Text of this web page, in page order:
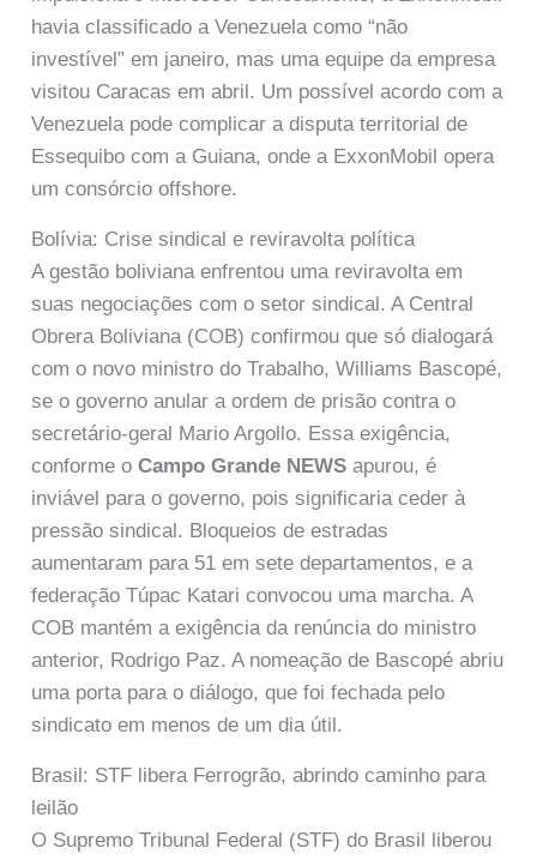
havia classificado a Venezuela como “não
investível” em janeiro, mas uma equipe da empresa
visitou Caracas em abril. Um possível acordo com a
Venezuela pode complicar a disputa territorial de
Essequibo com a Guiana, onde a ExxonMobil opera
um consórcio offshore.
Bolívia: Crise sindical e reviravolta política
A gestão boliviana enfrentou uma reviravolta em
suas negociações com o setor sindical. A Central
Obrera Boliviana (COB) confirmou que só dialogará
com o novo ministro do Trabalho, Williams Bascopé,
se o governo anular a ordem de prisão contra o
secretário-geral Mario Argollo. Essa exigência,
conforme oCampo Grande NEWS apurou, é
inviável para o governo, pois significaria ceder à
pressão sindical. Bloqueios de estradas
aumentaram para 51 em sete departamentos, e a
federação Túpac Katari convocou uma marcha. A
COB mantém a exigência da renúncia do ministro
anterior, Rodrigo Paz. A nomeação de Bascopé abriu
uma porta para o diálogo, que foi fechada pelo
sindicato em menos de um dia útil.
Brasil: STF libera Ferrogrão, abrindo caminho para
leilão
O Supremo Tribunal Federal (STF) do Brasil liberou